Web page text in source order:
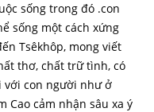
sống trong đó .con
sống một cách xứng
Tsêkhôp, mong viết
thơ, chất trữ tình, có
với con người như ở
Cao cảm nhận sâu xa ý